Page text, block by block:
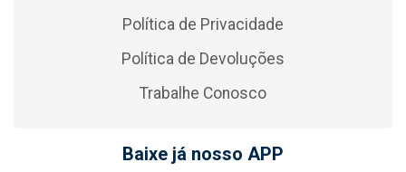
Política de Privacidade
Política de Devoluções
Trabalhe Conosco
Baixe já nosso APP